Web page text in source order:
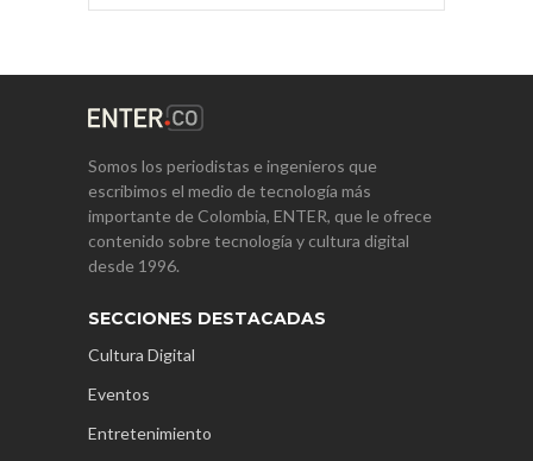
Somos los periodistas e ingenieros que
escribimos el medio de tecnología más
importante de Colombia, ENTER, que le ofrece
contenido sobre tecnología y cultura digital
desde 1996.
SECCIONES DESTACADAS
Cultura Digital
Eventos
Entretenimiento